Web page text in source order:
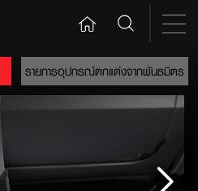
รายการอุปกรณ์ตกแต่งจากพันธมิตร